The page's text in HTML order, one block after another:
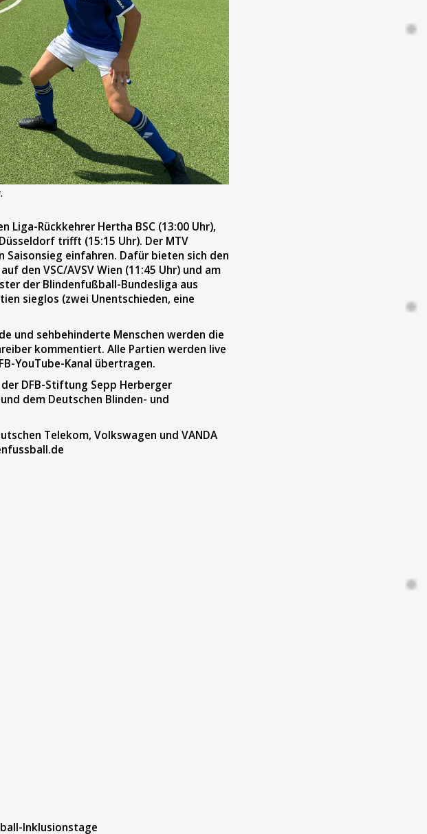
Liga-Rückkehrer Hertha BSC (13:00 Uhr),
trifft (15:15 Uhr). Der MTV
einfahren. Dafür bieten sich den
den VSC/AVSV Wien (11:45 Uhr) und am
der Blindenfußball-Bundesliga aus
sieglos (zwei Unentschieden, eine
und sehbehinderte Menschen werden die
kommentiert. Alle Partien werden live
YouTube-Kanal übertragen.
DFB-Stiftung Sepp Herberger
dem Deutschen Blinden- und
Telekom, Volkswagen und VANDA
Inklusionstage